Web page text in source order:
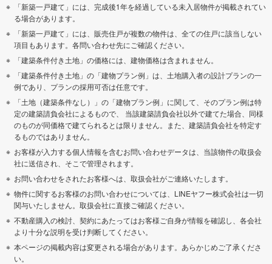
「新築一戸建て」には、完成後1年を経過している未入居物件が掲載されてい
る場合があります。
「新築一戸建て」には、販売住戸が複数の物件は、全ての住戸に該当しない
項目もあります。各問い合わせ先にご確認ください。
「建築条件付き土地」の価格には、建物価格は含まれません。
「建築条件付き土地」の「建物プラン例」は、土地購入者の設計プランの一
例であり、プランの採用可否は任意です。
「土地（建築条件なし）」の「建物プラン例」に関して、そのプラン例は特
定の建築請負会社によるもので、 当該建築請負会社以外で建てた場合、同様
のものが同価格で建てられるとは限りません。また、建築請負会社を特定す
るものではありません。
お客様が入力する個人情報を含むお問い合わせデータは、当該物件の取扱会
社に送信され、そこで管理されます。
お問い合わせをされたお客様へは、取扱会社がご連絡いたします。
物件に関するお客様のお問い合わせについては、LINEヤフー株式会社は一切
関与いたしません。取扱会社に直接ご確認ください。
不動産購入の検討、契約にあたってはお客様ご自身が情報を確認し、各会社
より十分な説明を受け判断してください。
本ページの掲載内容は変更される場合があります。あらかじめご了承くださ
い。